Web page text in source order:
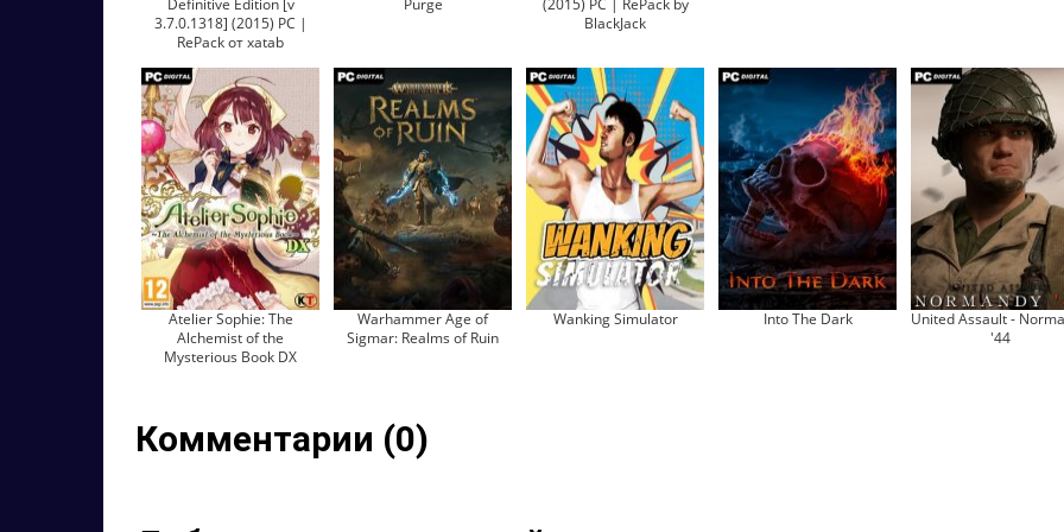
Definitive Edition [v
3.7.0.1318] (2015) PC |
RePack от xatab
Purge
(2015) PC | RePack by
BlackJack
Atelier Sophie: The
Alchemist of the
Mysterious Book DX
Warhammer Age of
Sigmar: Realms of Ruin
Wanking Simulator Into The Dark
United Assault -
'44
Комментарии (0)